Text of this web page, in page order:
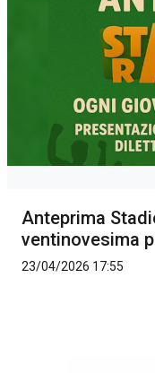
Anteprima
ventinovesima
23/04/2026 17:55